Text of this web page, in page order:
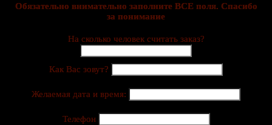
Обязательно внимательно заполните ВСЕ поля. Cпасибо
за понимание
На сколько человек считать заказ?
Как Вас зовут?
Желаемая дата и время:
Телефон